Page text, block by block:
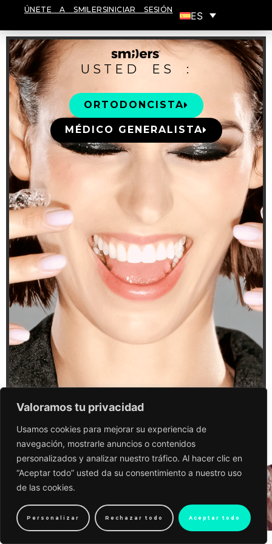
Valoramos tu privacidad
Usamos cookies para mejorar su experiencia de
navegación, mostrarle anuncios o contenidos
personalizados y analizar nuestro tráfico. Al hacer clic en
“Aceptar todo” usted da su consentimiento a nuestro uso
de las cookies.
Personalizar Rechazar todo Aceptar todo
ÚNETE A SMILERSINICIAR SESIÓN
ES
USTED ES :
ORTODONCISTA
MÉDICO GENERALISTA